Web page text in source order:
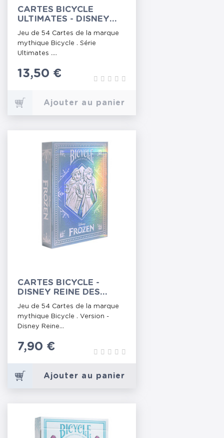
CARTES BICYCLE
ULTIMATES - DISNEY
VILLAINS VIOLET
Jeu de 54 Cartes de la marque
mythique Bicycle . Série
Ultimates ....
Prix
13,50 €
Ajouter au panier
CARTES BICYCLE -
DISNEY REINE DES
NEIGES
Jeu de 54 Cartes de la marque
mythique Bicycle . Version -
Disney Reine...
Prix
7,90 €
Ajouter au panier